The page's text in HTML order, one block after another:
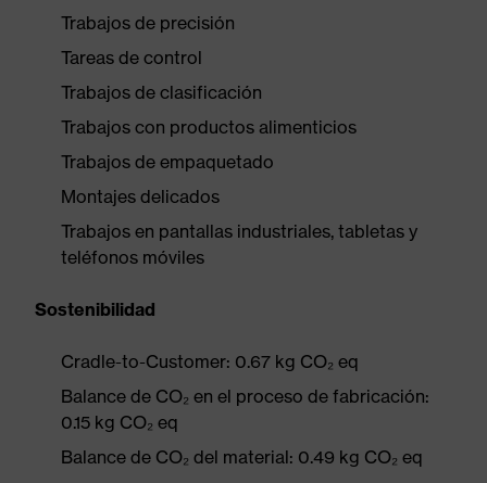
Trabajos de precisión
Tareas de control
Trabajos de clasificación
Trabajos con productos alimenticios
Trabajos de empaquetado
Montajes delicados
Trabajos en pantallas industriales, tabletas y
teléfonos móviles
Sostenibilidad
Cradle-to-Customer: 0.67 kg CO₂ eq
Balance de CO₂ en el proceso de fabricación:
0.15 kg CO₂ eq
Balance de CO₂ del material: 0.49 kg CO₂ eq